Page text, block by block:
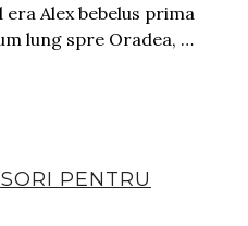
Alex bebelus prima
lung spre Oradea, …
PENTRU